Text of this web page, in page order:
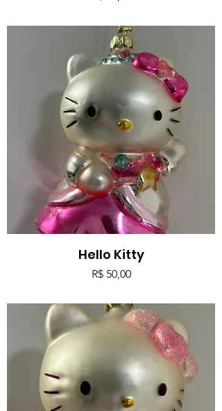
Hello Kitty
Preço
R$ 50,00